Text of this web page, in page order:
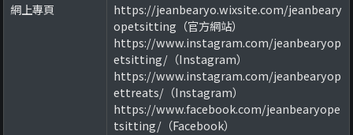
網上專頁
https://jeanbearyo.wixsite.com/jeanbeary
opetsitting（官方網站）
https://www.instagram.com/jeanbearyop
etsitting/（Instagram）
https://www.instagram.com/jeanbearyop
ettreats/（Instagram）
https://www.facebook.com/jeanbearyope
tsitting/（Facebook）